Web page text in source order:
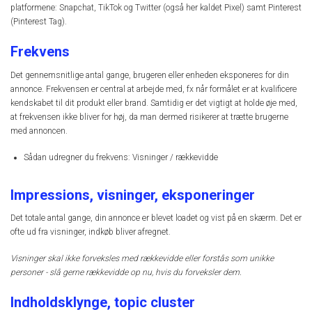
platformene: Snapchat, TikTok og Twitter (også her kaldet Pixel) samt Pinterest
(Pinterest Tag).
Frekvens
Det gennemsnitlige antal gange, brugeren eller enheden eksponeres for din
annonce. Frekvensen er central at arbejde med, fx når formålet er at kvalificere
kendskabet til dit produkt eller brand. Samtidig er det vigtigt at holde øje med,
at frekvensen ikke bliver for høj, da man dermed risikerer at trætte brugerne
med annoncen.
Sådan udregner du frekvens: Visninger / rækkevidde
Impressions, visninger, eksponeringer
Det totale antal gange, din annonce er blevet loadet og vist på en skærm. Det er
ofte ud fra visninger, indkøb bliver afregnet.
Visninger skal ikke forveksles med rækkevidde eller forstås som unikke
personer - slå gerne rækkevidde op nu, hvis du forveksler dem.
Indholdsklynge, topic cluster